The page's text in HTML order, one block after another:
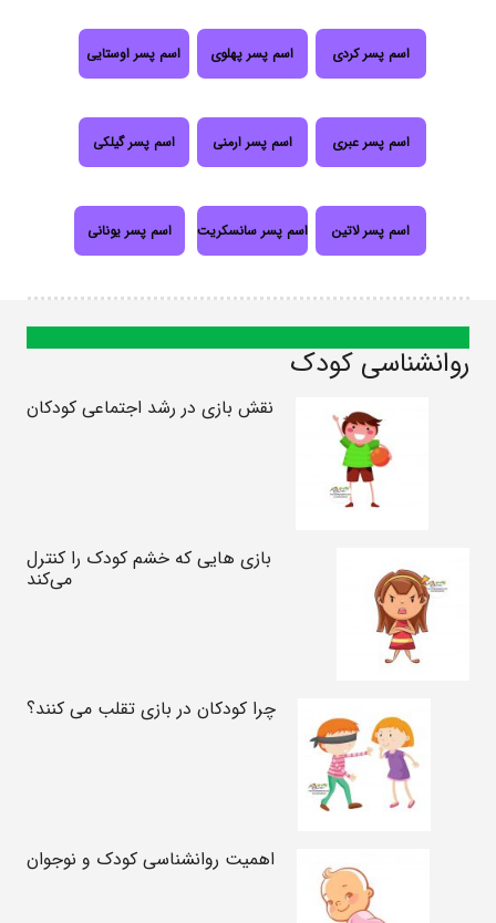
اسم پسر کردی اسم پسر پهلوی اسم پسر اوستایی
اسم پسر عبری اسم پسر ارمنی اسم پسر گیلکی
اسم پسر لاتین اسم پسر سانسکریت اسم پسر یونانی
روانشناسی کودک
نقش بازی در رشد اجتماعی کودکان
بازی هایی که خشم کودک را کنترل
می‌کند
چرا کودکان در بازی تقلب می کنند؟
اهمیت روانشناسی کودک و نوجوان